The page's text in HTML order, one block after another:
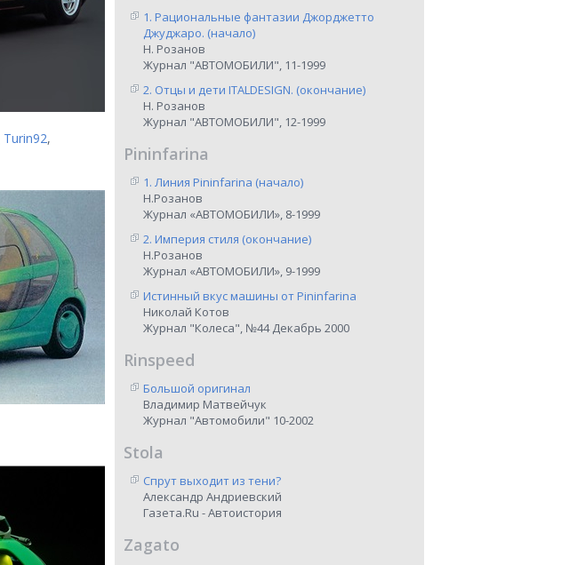
Turin92,
1. Рациональные фантазии Джорджетто
Джуджаро. (начало)
Н. Розанов
Журнал "АВТОМОБИЛИ", 11-1999
2. Отцы и дети ITALDESIGN. (окончание)
Н. Розанов
Журнал "АВТОМОБИЛИ", 12-1999
Pininfarina
1. Линия Pininfarina (начало)
Н.Розанов
Журнал «АВТОМОБИЛИ», 8-1999
2. Империя стиля (окончание)
Н.Розанов
Журнал «АВТОМОБИЛИ», 9-1999
Истинный вкус машины от Pininfarina
Николай Котов
Журнал "Колеса", №44 Декабрь 2000
Rinspeed
Большой оригинал
Владимир Матвейчук
Журнал "Автомобили" 10-2002
Stola
Спрут выходит из тени?
Александр Андриевский
Газета.Ru - Автоистория
Zagato